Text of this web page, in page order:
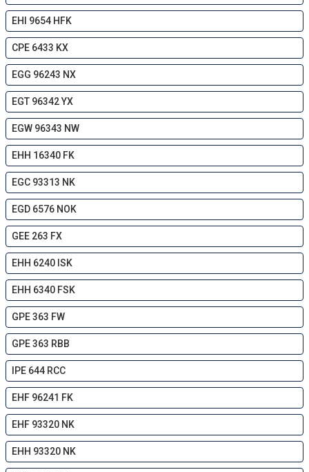
EHI 9654 HFK
CPE 6433 KX
EGG 96243 NX
EGT 96342 YX
EGW 96343 NW
EHH 16340 FK
EGC 93313 NK
EGD 6576 NOK
GEE 263 FX
EHH 6240 ISK
EHH 6340 FSK
GPE 363 FW
GPE 363 RBB
IPE 644 RCC
EHF 96241 FK
EHF 93320 NK
EHH 93320 NK